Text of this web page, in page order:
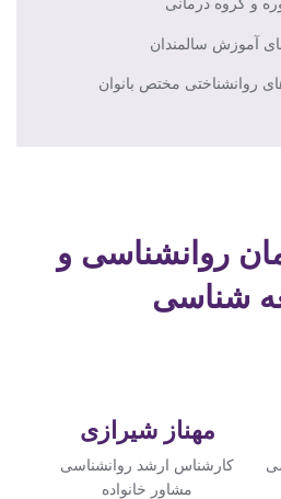
آموزش سالمندان
روانشناختی مختص بانوان
روانشناسی و
شناسی
مهناز شیرازی
کارشناس ارشد روانشناسی
مشاور خانواده